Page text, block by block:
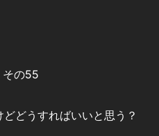
その55
どうすればいいと思う？